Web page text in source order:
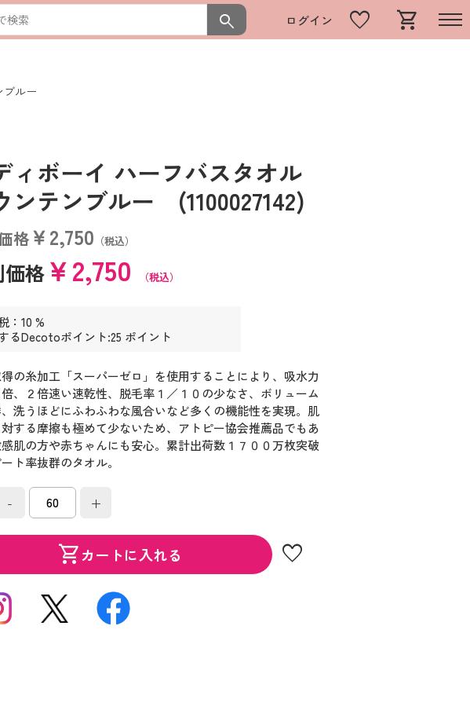
search ログイン favorite shopping_cart
ブルー
ィボーイ ハーフバスタオル
ンテンブルー (1100027142)
格￥2,750 （税込）
格￥2,750 （税込）
：10 %
るDecotoポイント:25 ポイント
の糸加工「スーパーゼロ」を使用することにより、吸水力
倍、２倍速い速乾性、脱毛率１／１０の少なさ、ボリューム
洗うほどにふわふわな風合いなど多くの機能性を実現。肌
する摩擦も極めて少ないため、アトピー協会推薦品でもあ
感肌の方や赤ちゃんにも安心。累計出荷数１７００万枚突破
ト率抜群のタオル。
- +
shopping_cartカートに入れる favorite